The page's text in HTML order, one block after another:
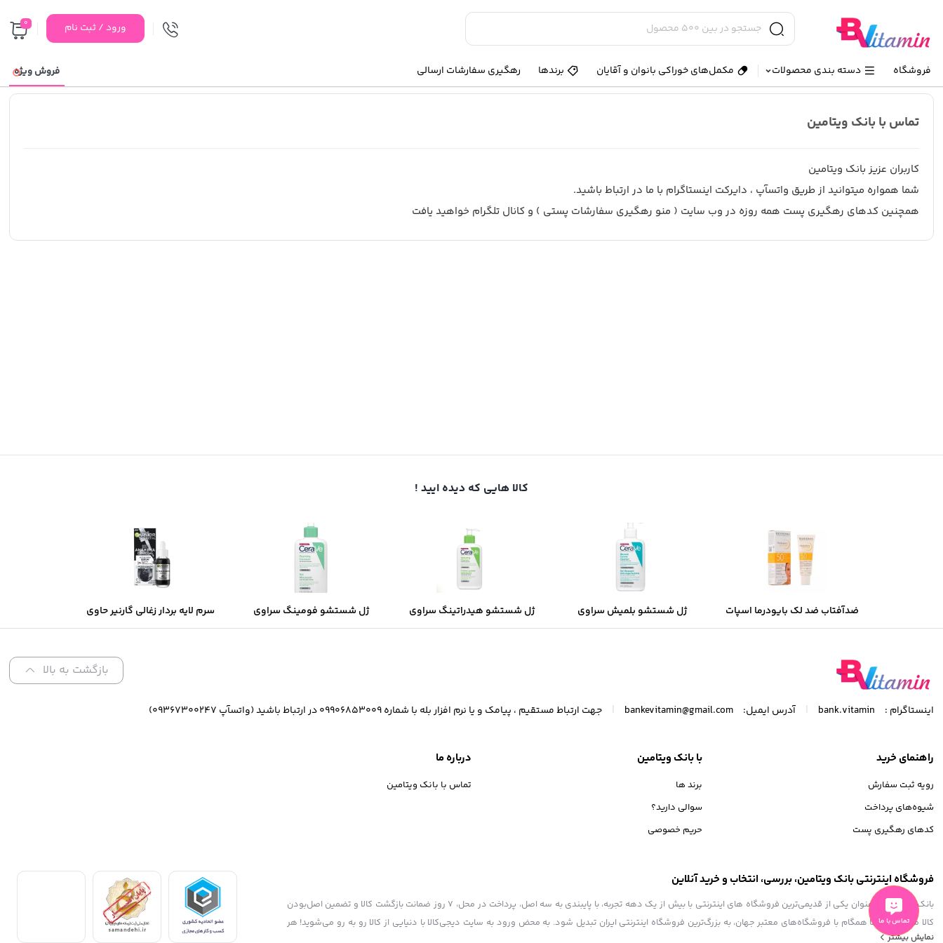
ورود / ثبت نام 0
فروشگاه دسته بندی محصولات مکمل‌های خوراکی بانوان و آقایان برندها رهگیری سفارشات ارسالی فروش ویژه
تماس با بانک ویتامین
کاربران عزیز بانک ویتامین
شما همواره میتوانید از طریق واتسآپ ، دایرکت اینستاگرام با ما در ارتباط باشید.
همچنین کدهای رهگیری پست همه روزه در وب سایت ( منو رهگیری سفارشات پستی ) و کانال تلگرام خواهید یافت
کالا هایی که دیده ایید !
ضدآفتاب ضد لک بایودرما اسپات
ایج SPF50 میل 40
ژل شستشو بلمیش سراوی
مخصوص پوست چرب و جوش دار
ژل شستشو هیدراتینگ سراوی
مخصوص پوست نرمال و خشک
ژل شستشو فومینگ سراوی
مخصوص پوست های نرمال تا
سرم لایه بردار زغالی گارنیر حاوی
AHA و BHA
بازگشت به بالا
اینستاگرام : bank.vitamin آدرس ایمیل: bankevitamin@gmail.com جهت ارتباط مستقیم ، پیامک و یا نرم افزار بله با شماره 09906853009 در ارتباط باشید (واتسآپ 09367300247)
راهنمای خرید
رویه ثبت سفارش
شیوه‌های پرداخت
کدهای رهگیری پست
با بانک ویتامین
برند ها
سوالی دارید؟
حریم خصوصی
درباره ما
تماس با بانک ویتامین
فروشگاه اینترنتی بانک ویتامین، بررسی، انتخاب و خرید آنلاین
بانک ویتامین به عنوان یکی از قدیمی‌ترین فروشگاه های اینترنتی با بیش از یک دهه تجربه، با پایبندی به سه اصل، پرداخت در محل، ۷ روز ضمانت بازگشت کالا و تضمین اصل‌بودن
کالا موفق شده تا همگام با فروشگاه‌های معتبر جهان، به بزرگ‌ترین فروشگاه اینترنتی ایران تبدیل شود. به محض ورود به سایت دیجی‌کالا با دنیایی از کالا رو به رو می‌شوید! هر
نمایش بیشتر
تماس با ما